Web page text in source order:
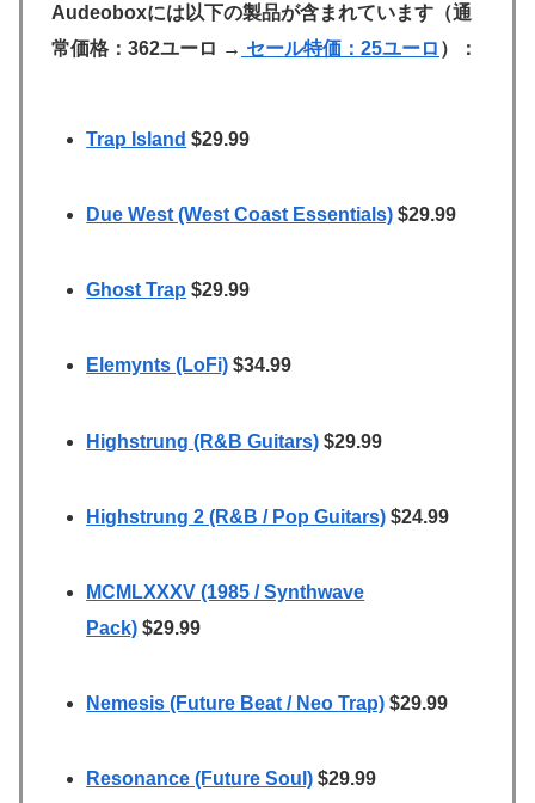
Audeoboxには以下の製品が含まれています（通
常価格：362ユーロ → セール特価：25ユーロ ）：
Trap Island $29.99
Due West (West Coast Essentials) $29.99
Ghost Trap $29.99
Elemynts (LoFi) $34.99
Highstrung (R&B Guitars) $29.99
Highstrung 2 (R&B / Pop Guitars) $24.99
MCMLXXXV (1985 / Synthwave
Pack) $29.99
Nemesis (Future Beat / Neo Trap) $29.99
Resonance (Future Soul) $29.99